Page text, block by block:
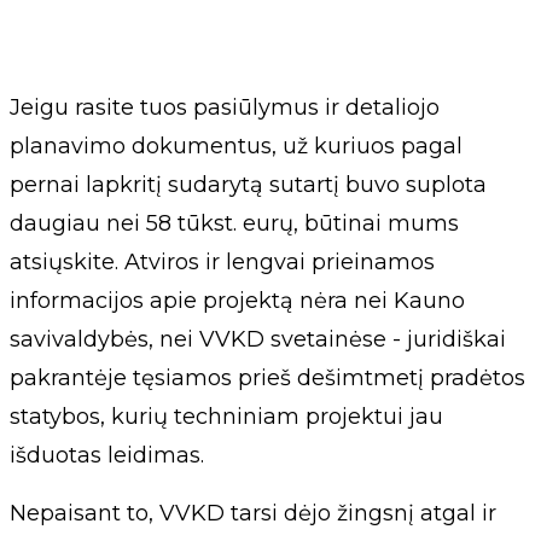
Jeigu rasite tuos pasiūlymus ir detaliojo
planavimo dokumentus, už kuriuos pagal
pernai lapkritį sudarytą sutartį buvo suplota
daugiau nei 58 tūkst. eurų, būtinai mums
atsiųskite. Atviros ir lengvai prieinamos
informacijos apie projektą nėra nei Kauno
savivaldybės, nei VVKD svetainėse - juridiškai
pakrantėje tęsiamos prieš dešimtmetį pradėtos
statybos, kurių techniniam projektui jau
išduotas leidimas.
Nepaisant to, VVKD tarsi dėjo žingsnį atgal ir